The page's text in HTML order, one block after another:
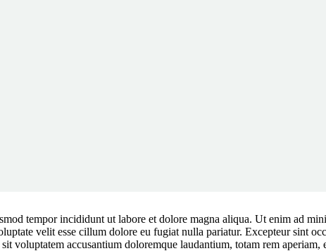
tempor incididunt ut labore et dolore magna aliqua. Ut enim ad
velit esse cillum dolore eu fugiat nulla pariatur. Excepteur sint
voluptatem accusantium doloremque laudantium, totam rem